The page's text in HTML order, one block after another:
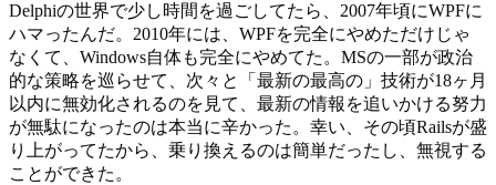
Delphiの世界で少し時間を過ごしてたら、2007年頃にWPFに
ハマったんだ。2010年には、WPFを完全にやめただけじゃ
なくて、Windows自体も完全にやめてた。MSの一部が政治
的な策略を巡らせて、次々と「最新の最高の」技術が18ヶ月
以内に無効化されるのを見て、最新の情報を追いかける努力
が無駄になったのは本当に辛かった。幸い、その頃Railsが盛
り上がってたから、乗り換えるのは簡単だったし、無視する
ことができた。